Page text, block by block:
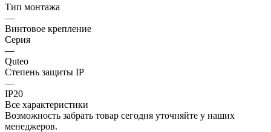
Тип монтажа
—
Винтовое крепление
Серия
—
Quteo
Степень защиты IP
—
IP20
Все характеристики
Возможность забрать товар сегодня уточняйте у наших
менеджеров.